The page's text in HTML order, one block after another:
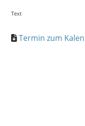
Text
Termin zum